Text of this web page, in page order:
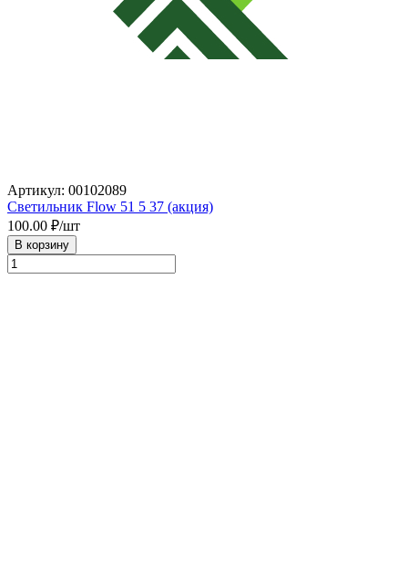
Артикул: 00102089
Светильник Flow 51 5 37 (акция)
100.00 ₽/шт
В корзину